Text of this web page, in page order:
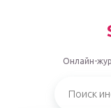
Онлайн-